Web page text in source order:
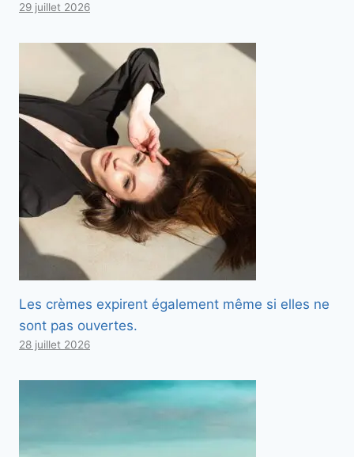
29 juillet 2026
Les crèmes expirent également même si elles ne
sont pas ouvertes.
28 juillet 2026